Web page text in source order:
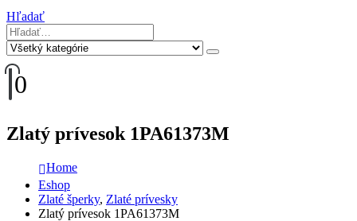
Hľadať
0
Zlatý prívesok 1PA61373M
Home
Eshop
Zlaté šperky, Zlaté prívesky
Zlatý prívesok 1PA61373M